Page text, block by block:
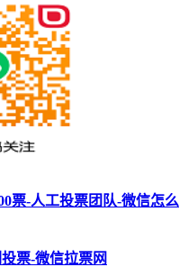
票-人工投票团队-微信怎么
票-微信拉票网